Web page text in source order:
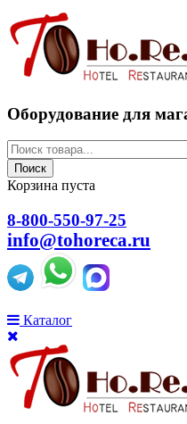
Оборудование для
Поиск
Корзина пуста
8-800-550-97-25
info@tohoreca.ru
Каталог